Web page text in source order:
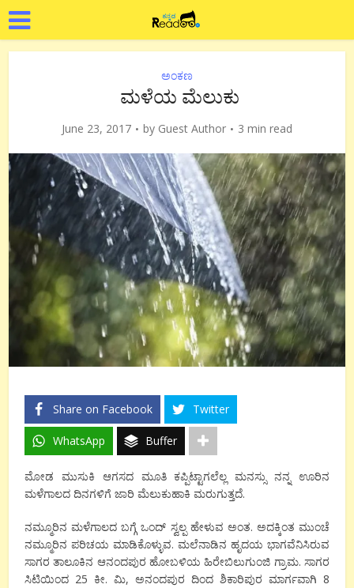
ಅಂಕಣ
ಮಳೆಯ ಮೆಲುಕು
June 23, 2017 by Guest Author 3 min read
Share on Facebook Twitter
WhatsApp Buffer
ಮೋಡ ಮುಸುಕಿ ಆಗಸದ ಮೂತಿ ಕಪ್ಪಿಟ್ಟಾಗಲೆಲ್ಲ ಮನಸ್ಸು ನನ್ನ ಊರಿನ
ಮಳೆಗಾಲದ ದಿನಗಳಿಗೆ ಜಾರಿ ಮೆಲುಕುಹಾಕಿ ಮರುಗುತ್ತದೆ.
ನಮ್ಮೂರಿನ ಮಳೆಗಾಲದ ಬಗ್ಗೆ ಒಂದ್ ಸ್ವಲ್ಪ ಹೇಳುವ ಅಂತ. ಅದಕ್ಕಿಂತ ಮುಂಚೆ
ನಮ್ಮೂರಿನ ಪರಿಚಯ ಮಾಡಿಕೊಳ್ಳುವ. ಮಲೆನಾಡಿನ ಹೃದಯ ಭಾಗವೆನಿಸಿರುವ
ಸಾಗರ ತಾಲೂಕಿನ ಆನಂದಪುರ ಹೋಬಳಿಯ ಹಿರೇಬಿಲುಗುಂಜಿ ಗ್ರಾಮ. ಸಾಗರ
ಸಿಟಿಯಿಂದ 25 ಕೀ. ಮಿ, ಅನಂದಪುರ ದಿಂದ ಶಿಕಾರಿಪುರ ಮಾರ್ಗವಾಗಿ 8